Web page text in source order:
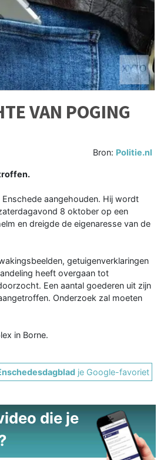
VAN POGING
Bron: Politie.nl
aangehouden. Hij wordt
8 oktober op een
en dreigde de eigenaresse van de
getuigenverklaringen
heeft overgaan tot
Een aantal goederen uit zijn
Onderzoek zal moeten
in Borne.
je Google-favoriet
die je